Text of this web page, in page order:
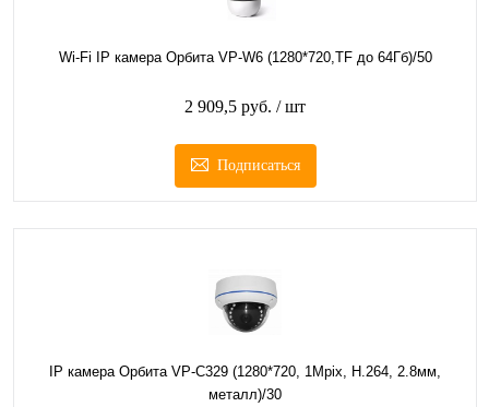
Wi-Fi IP камера Орбита VP-W6 (1280*720,TF до 64Гб)/50
2 909,5 руб. / шт
Подписаться
IP камера Орбита VP-C329 (1280*720, 1Mpix, H.264, 2.8мм,
металл)/30